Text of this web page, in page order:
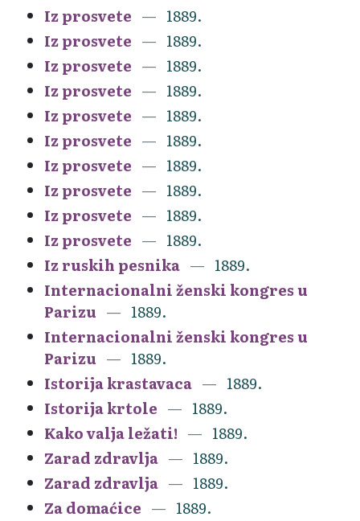
Iz prosvete
1889.
Iz prosvete
1889.
Iz prosvete
1889.
Iz prosvete
1889.
Iz prosvete
1889.
Iz prosvete
1889.
Iz prosvete
1889.
Iz prosvete
1889.
Iz prosvete
1889.
Iz prosvete
1889.
Iz ruskih pesnika
1889.
Internacionalni ženski kongres u
Parizu
1889.
Internacionalni ženski kongres u
Parizu
1889.
Istorija krastavaca
1889.
Istorija krtole
1889.
Kako valja ležati!
1889.
Zarad zdravlja
1889.
Zarad zdravlja
1889.
Za domaćice
1889.